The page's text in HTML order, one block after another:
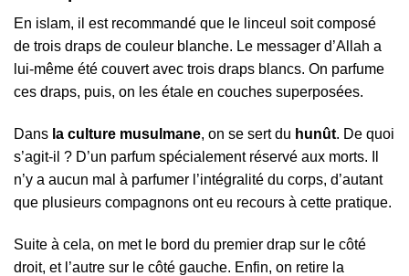
En islam, il est recommandé que le linceul soit composé
de trois draps de couleur blanche. Le messager d’Allah a
lui-même été couvert avec trois draps blancs. On parfume
ces draps, puis, on les étale en couches superposées.
Dans la culture musulmane, on se sert du hunût. De quoi
s’agit-il ? D’un parfum spécialement réservé aux morts. Il
n’y a aucun mal à parfumer l’intégralité du corps, d’autant
que plusieurs compagnons ont eu recours à cette pratique.
Suite à cela, on met le bord du premier drap sur le côté
droit, et l’autre sur le côté gauche. Enfin, on retire la